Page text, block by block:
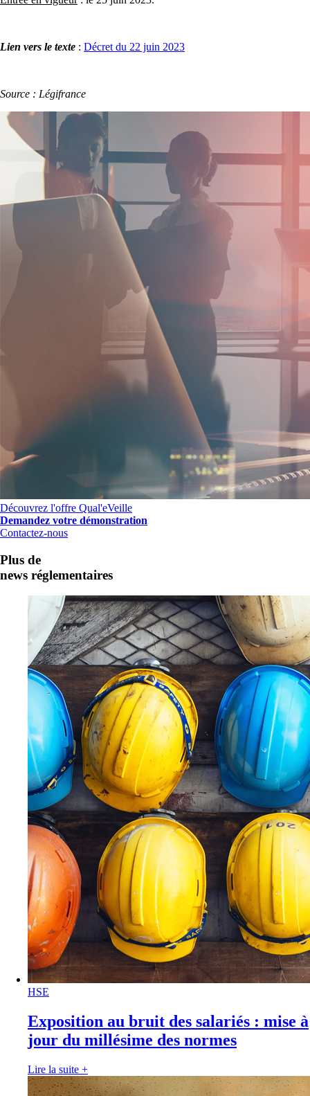
Lien vers le texte : Décret du 22 juin 2023
Source : Légifrance
Découvrez l'offre Qual'eVeille
Demandez votre démonstration
Contactez-nous
Plus de
news réglementaires
HSE
Exposition au bruit des salariés : mise à
jour du millésime des normes
Lire la suite +